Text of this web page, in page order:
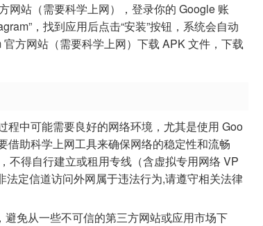
网站（需要科学上网），登录你的 Google 账
，找到应用后点击“安装”按钮，系统会自动
方网站（需要科学上网）下载 APK 文件，下载
程中可能需要良好的网络环境，尤其是使用 Goo
助科学上网工具来确保网络的稳定性和流畅
不得自行建立或租用专线（含虚拟专用网络 VP
定信道访问外网属于违法行为,请遵守相关法律
避免从一些不可信的第三方网站或应用市场下